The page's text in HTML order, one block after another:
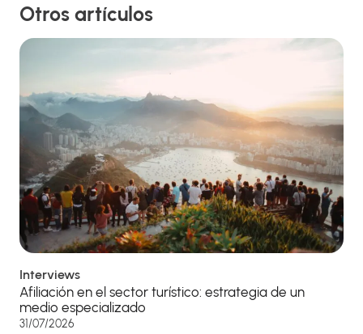
Otros artículos
Interviews
Afiliación en el sector turístico: estrategia de un
medio especializado
31/07/2026